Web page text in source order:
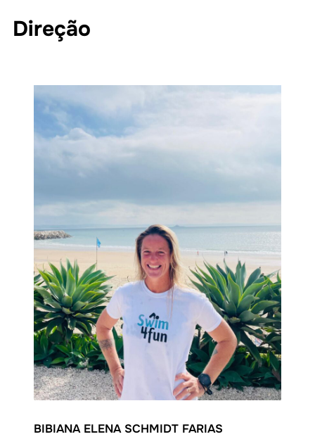
Direção
BIBIANA ELENA SCHMIDT FARIAS